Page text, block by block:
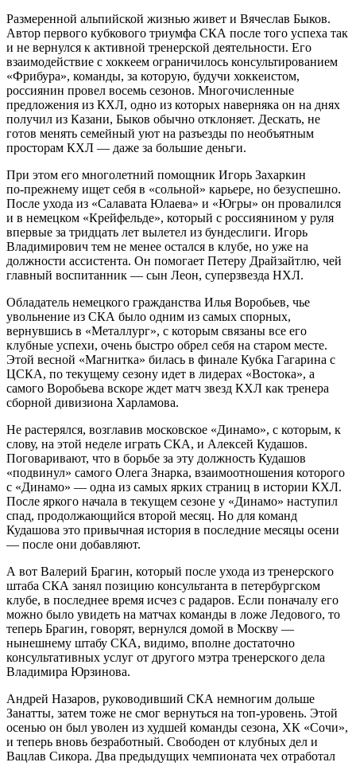
Размеренной альпийской жизнью живет и Вячеслав Быков.
Автор первого кубкового триумфа СКА после того успеха так
и не вернулся к активной тренерской деятельности. Его
взаимодействие с хоккеем ограничилось консультированием
«Фрибура», команды, за которую, будучи хоккеистом,
россиянин провел восемь сезонов. Многочисленные
предложения из КХЛ, одно из которых наверняка он на днях
получил из Казани, Быков обычно отклоняет. Дескать, не
готов менять семейный уют на разъезды по необъятным
просторам КХЛ — даже за большие деньги.
При этом его многолетний помощник Игорь Захаркин
по‑прежнему ищет себя в «сольной» карьере, но безуспешно.
После ухода из «Салавата Юлаева» и «Югры» он провалился
и в немецком «Крейфельде», который с россиянином у руля
впервые за тридцать лет вылетел из бундеслиги. Игорь
Владимирович тем не менее остался в клубе, но уже на
должности ассистента. Он помогает Петеру Драйзайтлю, чей
главный воспитанник — сын Леон, суперзвезда НХЛ.
Обладатель немецкого гражданства Илья Воробьев, чье
увольнение из СКА было одним из самых спорных,
вернувшись в «Металлург», с которым связаны все его
клубные успехи, очень быстро обрел себя на старом месте.
Этой весной «Магнитка» билась в финале Кубка Гагарина с
ЦСКА, по текущему сезону идет в лидерах «Востока», а
самого Воробьева вскоре ждет матч звезд КХЛ как тренера
сборной дивизиона Харламова.
Не растерялся, возглавив московское «Динамо», с которым, к
слову, на этой неделе играть СКА, и Алексей Кудашов.
Поговаривают, что в борьбе за эту должность Кудашов
«подвинул» самого Олега Знарка, взаимоотношения которого
с «Динамо» — одна из самых ярких страниц в истории КХЛ.
После яркого начала в текущем сезоне у «Динамо» наступил
спад, продолжающийся второй месяц. Но для команд
Кудашова это привычная история в последние месяцы осени
— после они добавляют.
А вот Валерий Брагин, который после ухода из тренерского
штаба СКА занял позицию консультанта в петербургском
клубе, в последнее время исчез с радаров. Если поначалу его
можно было увидеть на матчах команды в ложе Ледового, то
теперь Брагин, говорят, вернулся домой в Москву —
нынешнему штабу СКА, видимо, вполне достаточно
консультативных услуг от другого мэтра тренерского дела
Владимира Юрзинова.
Андрей Назаров, руководивший СКА немногим дольше
Занатты, затем тоже не смог вернуться на топ-уровень. Этой
осенью он был уволен из худшей команды сезона, ХК «Сочи»,
и теперь вновь безработный. Свободен от клубных дел и
Вацлав Сикора. Два предыдущих чемпионата чех отработал